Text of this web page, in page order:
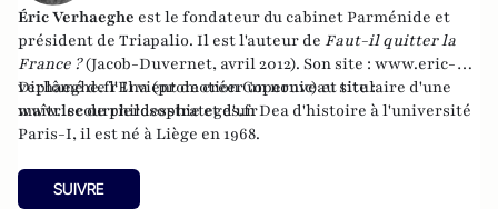
Éric Verhaeghe est le fondateur du cabinet Parménide et
président de Triapalio. Il est l'auteur de Faut-il quitter la
France ?(Jacob-Duvernet, avril 2012). Son site : www.eric-
verhaeghe.frIl vient de créer un nouveau site :
www.lecourrierdesstrateges.fr
Diplômé de l'Ena (promotion Copernic) et titulaire d'une
maîtrise de philosophie et d'un Dea d'histoire à l'université
Paris-I, il est né à Liège en 1968.
SUIVRE